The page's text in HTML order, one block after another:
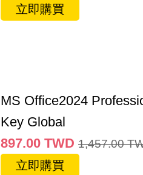
立即購買
MS Office2024
Key Global
897.00 TWD 1,457.00
立即購買